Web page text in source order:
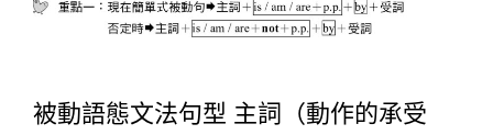
被動語態文法句型 主詞（動作的承受